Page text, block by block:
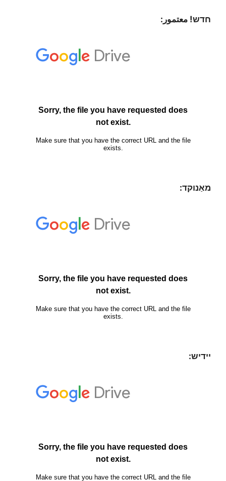
חדש! معتمور:
מאַנוקד:
יידיש: